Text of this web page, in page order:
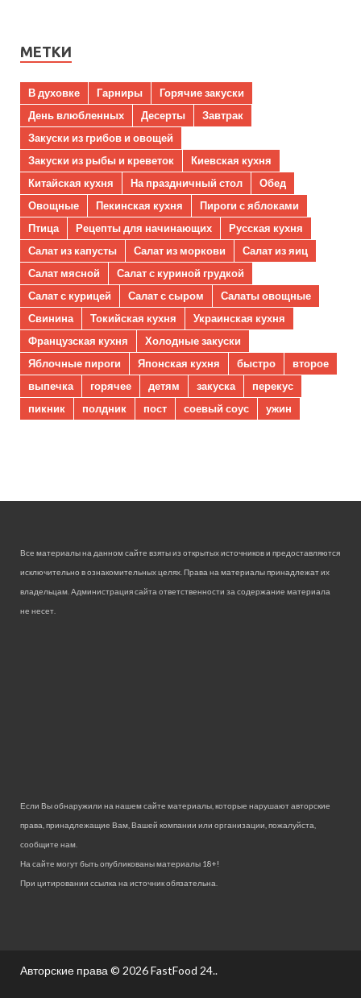
МЕТКИ
В духовке Гарниры
Горячие закуски
День влюбленных
Десерты
Завтрак
Закуски из грибов и овощей
Закуски из рыбы и креветок
Киевская кухня
Китайская кухня
На праздничный стол
Обед
Овощные
Пекинская кухня
Пироги с яблоками
Птица
Рецепты для начинающих
Русская кухня
Салат из капусты
Салат из моркови
Салат из яиц
Салат мясной
Салат с куриной грудкой
Салат с курицей
Салат с сыром
Салаты овощные
Свинина
Токийская кухня
Украинская кухня
Французская кухня
Холодные закуски
Яблочные пироги
Японская кухня быстро
второе
выпечка
горячее детям закуска
перекус
пикник
полдник пост соевый соус ужин
Все материалы на данном сайте взяты из открытых источников и предоставляются
исключительно в ознакомительных целях. Права на материалы принадлежат их
владельцам. Администрация сайта ответственности за содержание материала
не несет.
Если Вы обнаружили на нашем сайте материалы, которые нарушают авторские
права, принадлежащие Вам, Вашей компании или организации, пожалуйста,
сообщите нам.
На сайте могут быть опубликованы материалы 18+!
При цитировании ссылка на источник обязательна.
Авторские права © 2026FastFood 24..